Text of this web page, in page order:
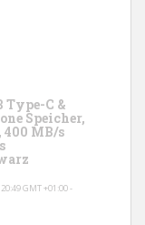
Type-C &
Speicher,
MB/s
GMT +01:00 -